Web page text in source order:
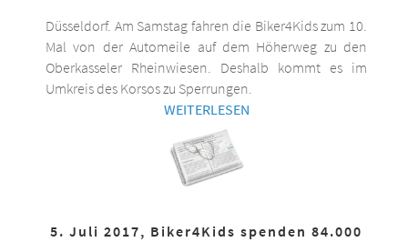
Düsseldorf. Am Samstag fahren die Biker4Kids zum 10.
Mal von der Automeile auf dem Höherweg zu den
Oberkasseler Rheinwiesen. Deshalb kommt es im
Umkreis des Korsos zu Sperrungen.
WEITERLESEN
5. Juli 2017, Biker4Kids spenden 84.000